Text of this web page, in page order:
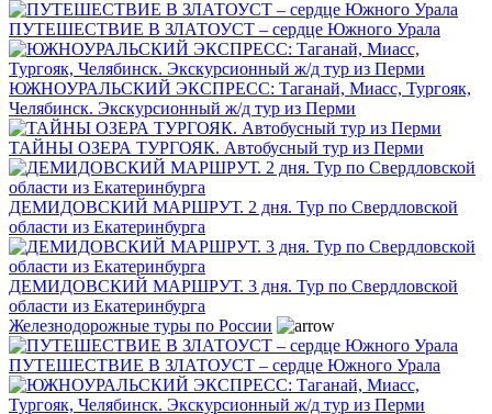
ПУТЕШЕСТВИЕ В ЗЛАТОУСТ – сердце Южного Урала
ЮЖНОУРАЛЬСКИЙ ЭКСПРЕСС: Таганай, Миасс, Тургояк,
Челябинск. Экскурсионный ж/д тур из Перми
ТАЙНЫ ОЗЕРА ТУРГОЯК. Автобусный тур из Перми
ДЕМИДОВСКИЙ МАРШРУТ. 2 дня. Тур по Свердловской
области из Екатеринбурга
ДЕМИДОВСКИЙ МАРШРУТ. 3 дня. Тур по Свердловской
области из Екатеринбурга
Железнодорожные туры по России
ПУТЕШЕСТВИЕ В ЗЛАТОУСТ – сердце Южного Урала